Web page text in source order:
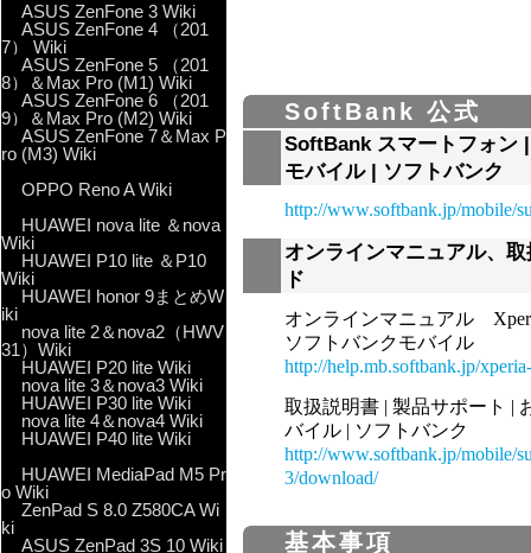
SoftBank 公式
SoftBank スマートフォン
モバイル | ソフトバンク
http://www.softbank.jp/mobile/
オンラインマニュアル、
ド
オンラインマニュアル
ソフトバンクモバイル
http://help.mb.softbank.jp/
取扱説明書 | 製品サポート |
バイル | ソフトバンク
http://www.softbank.jp/mobile/
3/download/
基本事項
ASUS ZenFone 3 Wiki
ASUS ZenFone 4 （201
7） Wiki
ASUS ZenFone 5 （201
8）＆Max Pro (M1) Wiki
ASUS ZenFone 6 （201
9）＆Max Pro (M2) Wiki
ASUS ZenFone 7＆Max P
ro (M3) Wiki
OPPO Reno A Wiki
HUAWEI nova lite ＆nova
Wiki
HUAWEI P10 lite ＆P10
Wiki
HUAWEI honor 9まとめW
iki
nova lite 2＆nova2（HWV
31）Wiki
HUAWEI P20 lite Wiki
nova lite 3＆nova3 Wiki
HUAWEI P30 lite Wiki
nova lite 4＆nova4 Wiki
HUAWEI P40 lite Wiki
HUAWEI MediaPad M5 Pr
o Wiki
ZenPad S 8.0 Z580CA Wi
ki
ASUS ZenPad 3S 10 Wiki